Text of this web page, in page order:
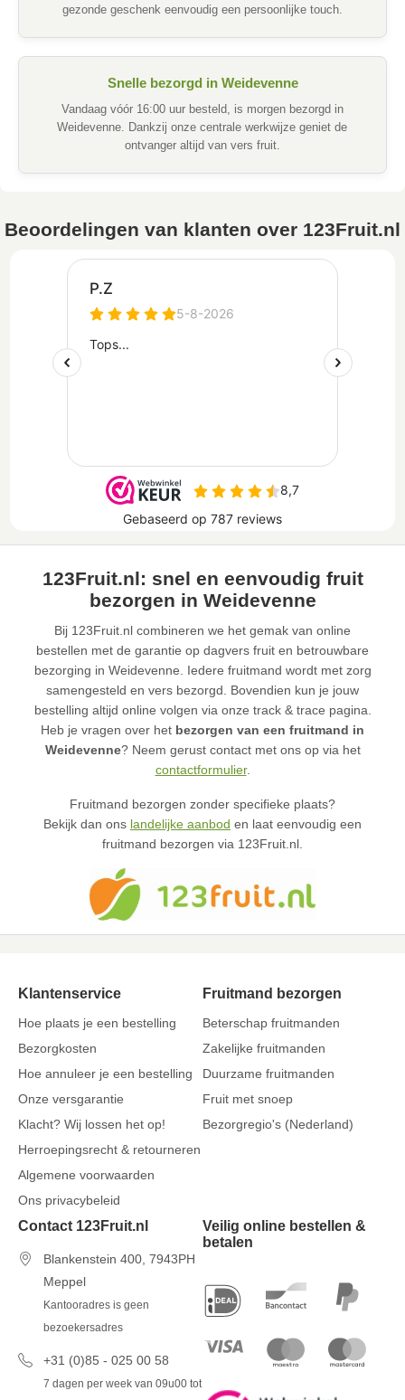
gezonde geschenk eenvoudig een persoonlijke touch.
Snelle bezorgd in Weidevenne
Vandaag vóór 16:00 uur besteld, is morgen bezorgd in
Weidevenne. Dankzij onze centrale werkwijze geniet de
ontvanger altijd van vers fruit.
Beoordelingen van klanten over 123Fruit.nl
123Fruit.nl: snel en eenvoudig fruit
bezorgen in Weidevenne
Bij 123Fruit.nl combineren we het gemak van online
bestellen met de garantie op dagvers fruit en betrouwbare
bezorging in Weidevenne. Iedere fruitmand wordt met zorg
samengesteld en vers bezorgd. Bovendien kun je jouw
bestelling altijd online volgen via onze track & trace pagina.
Heb je vragen over het bezorgen van een fruitmand in
Weidevenne? Neem gerust contact met ons op via het
contactformulier.
Fruitmand bezorgen zonder specifieke plaats?
Bekijk dan ons landelijke aanbod en laat eenvoudig een
fruitmand bezorgen via 123Fruit.nl.
Klantenservice
Hoe plaats je een bestelling
Bezorgkosten
Hoe annuleer je een bestelling
Onze versgarantie
Klacht? Wij lossen het op!
Herroepingsrecht & retourneren
Algemene voorwaarden
Ons privacybeleid
Fruitmand bezorgen
Beterschap fruitmanden
Zakelijke fruitmanden
Duurzame fruitmanden
Fruit met snoep
Bezorgregio's (Nederland)
Contact 123Fruit.nl
Blankenstein 400, 7943PH
Meppel
Kantooradres is geen
bezoekersadres
+31 (0)85 - 025 00 58
7 dagen per week van 09u00 tot
Veilig online bestellen &
betalen